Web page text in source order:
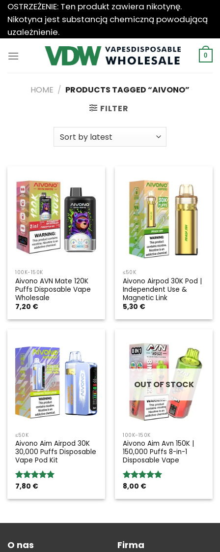
Przewiń
do
zawartości
OSTRZEŻENIE: Ten produkt zawiera nikotynę.
Nikotyna jest substancją chemiczną powodującą
uzależnienie.
0
HOME / PRODUCTS TAGGED “AIVONO”
FILTER
100K-150K
Aivono AVN Mate 120K
Puffs Disposable Vape
Wholesale
7,20 €
≤50K
Aivono Airpod 30K Pod |
Independent Use &
Magnetic Link
5,30 €
≤50K
Aivono Aim Airpod 30K
30,000 Puffs Disposable
Vape Pod Kit
Rated5.00
7,80 €
OUT OF STOCK
100K-150K
Aivono Aim Avn 150K |
150,000 Puffs 8-in-1
Disposable Vape
Rated5.00
8,00 €
O nas Firma